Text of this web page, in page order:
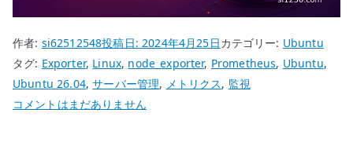
作者: si62512548投稿日:2024年4月25日カテゴリー: Ubuntu
タグ: Exporter, Linux, node_exporter, Prometheus, Ubuntu,
Ubuntu 26.04,サーバー管理, メトリクス, 監視
Ubuntu
コメントはまだありません